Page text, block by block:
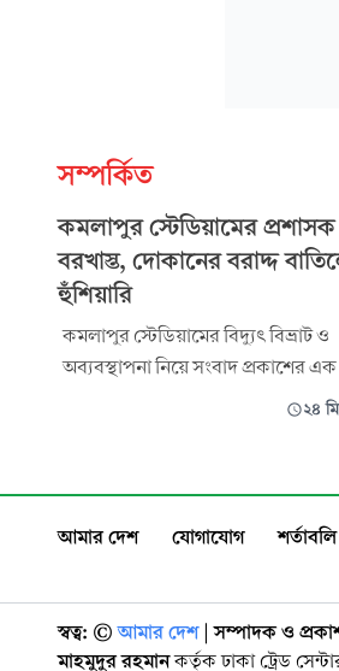
সম্পর্কিত
কমলাপুর স্টেডিয়ামের প্রশাসক
বরখাস্ত, দোকানের বরাদ্দ
হুঁশিয়ারি
কমলাপুর স্টেডিয়ামের বিদ্যুৎ বিভ্রাট ও
অব্যবস্থাপনা নিয়ে সংবাদ প্রকাশের
মধ্যেই সরেজমিনে স্টেডিয়াম
দিয়েছেন তিনি।
২৪
আমার দেশ যোগাযোগ
স্বত্ব: ©️ আমার দেশ| সম্পাদক ও
মাহমুদুর রহমানকর্তৃক ঢাকা ট্রেড